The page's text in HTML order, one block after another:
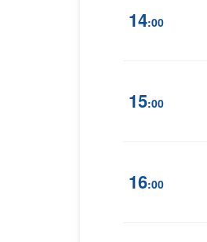
14:00
15:00
16:00